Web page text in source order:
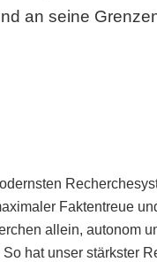
an seine
Faktentreue
allein, autonom
hat unser stärkster